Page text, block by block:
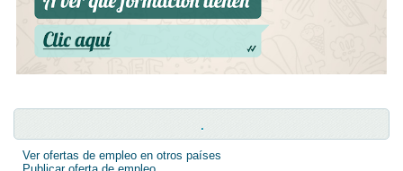
.
Ver ofertas de empleo en otros países